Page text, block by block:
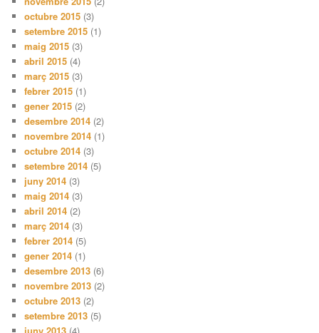
octubre 2015 (3)
setembre 2015 (1)
maig 2015 (3)
abril 2015 (4)
març 2015 (3)
febrer 2015 (1)
gener 2015 (2)
desembre 2014 (2)
novembre 2014 (1)
octubre 2014 (3)
setembre 2014 (5)
juny 2014 (3)
maig 2014 (3)
abril 2014 (2)
març 2014 (3)
febrer 2014 (5)
gener 2014 (1)
desembre 2013 (6)
novembre 2013 (2)
octubre 2013 (2)
setembre 2013 (5)